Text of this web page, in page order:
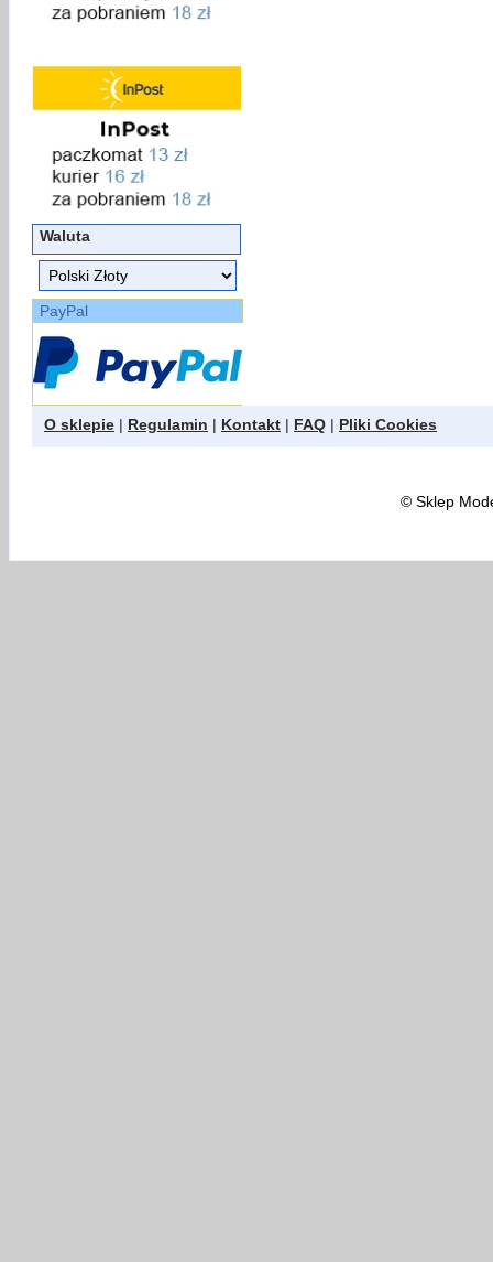
Waluta
PayPal
O sklepie | Regulamin | Kontakt | FAQ | Pliki Cookies
©Sklep